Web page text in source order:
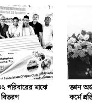
পরিবারের মাঝে
বিতরণ
জ্ঞান
কর্মে